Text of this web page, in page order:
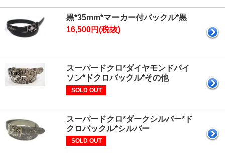
黒*35mm*マーカー付バックル*黒
16,500円(税抜)
スーパードクロ*ダイヤモンドパイ
ソン*ドクロバックル*その他
SOLD OUT
スーパードクロ*ダークシルバー*ド
クロバックル*シルバー
SOLD OUT